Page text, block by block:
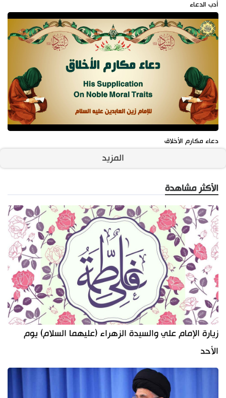
أدب الدعاء
دعاء مكارم الأخلاق
المزيد
الأكثر مشاهدة
زيارة الإمام علي والسيدة الزهراء (عليهما السلام) يوم
الأحد